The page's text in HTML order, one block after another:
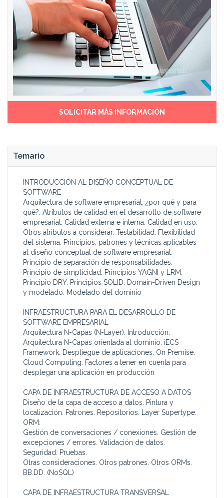
continúan apareciendo
nuevos modelos de
desarrollo, patrones de
diseño y otros conceptos
relacionados.
Vamos a estudiar algunos de
los conceptos, principios,
técnicas y otros elementos
mediante los cuales es
posible facilitar la
empresarial.
Usar herramientas
específicas para el desarrollo
de software empresarial:
iECS Framework, y gestores
de ALM.
Capacitar para diseñar e
implementar un producto de
calidad.
SOLICITAR MÁS INFORMACIÓN
Temario
INTRODUCCIÓN AL DISEÑO CONCEPTUAL DE
SOFTWARE
Arquitectura de software empresarial: ¿por qué y para
qué?. Atributos de calidad en el desarrollo de software
empresarial. Calidad externa e interna. Calidad en uso.
Otros atributos a considerar. Testabilidad. Flexibilidad
del sistema. Principios, patrones y técnicas aplicables
al diseño conceptual de software empresarial.
Principio de separación de responsabilidades.
Principio de simplicidad. Principios YAGNI y LRM.
Principio DRY. Principios SOLID. Domain-Driven Design
y modelado. Modelado del dominio
INFRAESTRUCTURA PARA EL DESARROLLO DE
SOFTWARE EMPRESARIAL
Arquitectura N-Capas (N-Layer). Introducción.
Arquitectura N-Capas orientada al dominio. iECS
Framework. Despliegue de aplicaciones. On Premise.
Cloud Computing. Factores a tener en cuenta para
desplegar una aplicación en producción
CAPA DE INFRAESTRUCTURA DE ACCESO A DATOS
Diseño de la capa de acceso a datos. Pintura y
localización. Patrones. Repositorios. Layer Supertype.
ORM.
Gestión de conversaciones / conexiones. Gestión de
excepciones / errores. Validación de datos.
Seguridad. Pruebas.
Otras consideraciones. Otros patrones. Otros ORMs.
BB.DD. (NoSQL)
CAPA DE INFRAESTRUCTURA TRANSVERSAL